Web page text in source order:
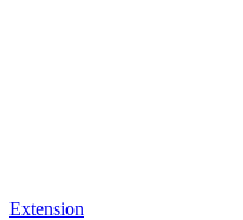
Extension